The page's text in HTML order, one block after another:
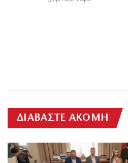
ΔΙΑΒΑΣΤΕ ΑΚΟΜΗ